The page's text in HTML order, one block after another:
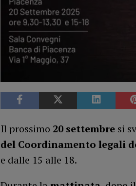
Il prossimo 20 settembresi
del Coordinamento legali
e dalle 15 alle 18.